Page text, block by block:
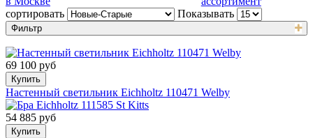
сортировать
Показывать
Фильтр
69 100 руб
Купить
Настенный светильник Eichholtz 110471 Welby
54 885 руб
Купить